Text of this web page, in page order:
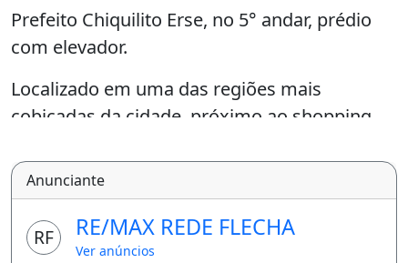
Prefeito Chiquilito Erse, no 5° andar, prédio
com elevador.
Localizado em uma das regiões mais
cobiçadas da cidade, próximo ao shopping,
farmácias e melhores supermercados da
cidade!
Esse apto possui uma ampla sala com
Anunciante
RF RE/MAX REDE FLECHA
Ver anúncios